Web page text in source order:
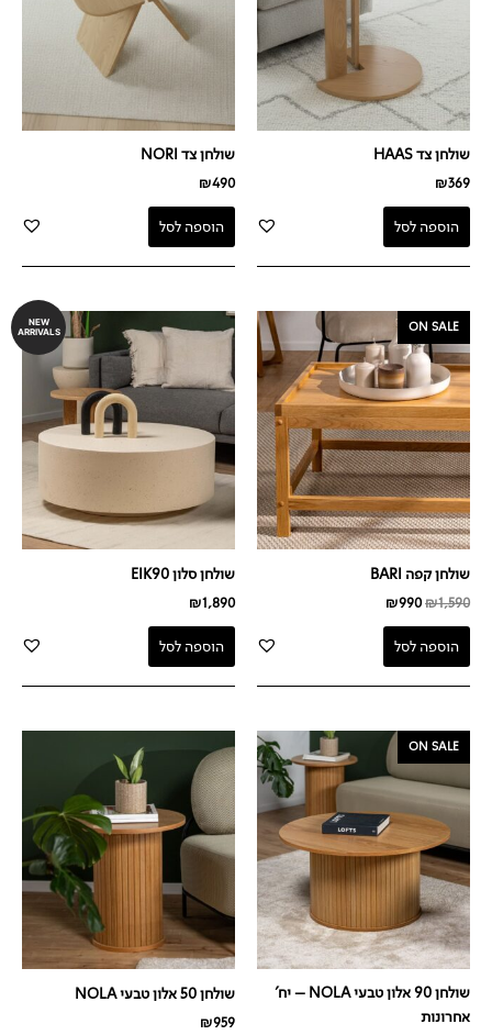
שולחן צד HAAS
₪369
הוספה לסל
שולחן צד NORI
₪490
הוספה לסל
ON SALE
שולחן קפה BARI
₪1,590
המחיר
המקורי
היה:
₪1,590.
₪990
הנוכחי
הוא:
₪990.
הוספה לסל
NEW
ARRIVALS
שולחן סלון EIK90
₪1,890
הוספה לסל
ON SALE
שולחן 90 אלון טבעי NOLA – יח'
אחרונות
המחיר
המקורי
היה:
הנוכחי
הוא:
₪799.
שולחן 50 אלון טבעי NOLA
₪959